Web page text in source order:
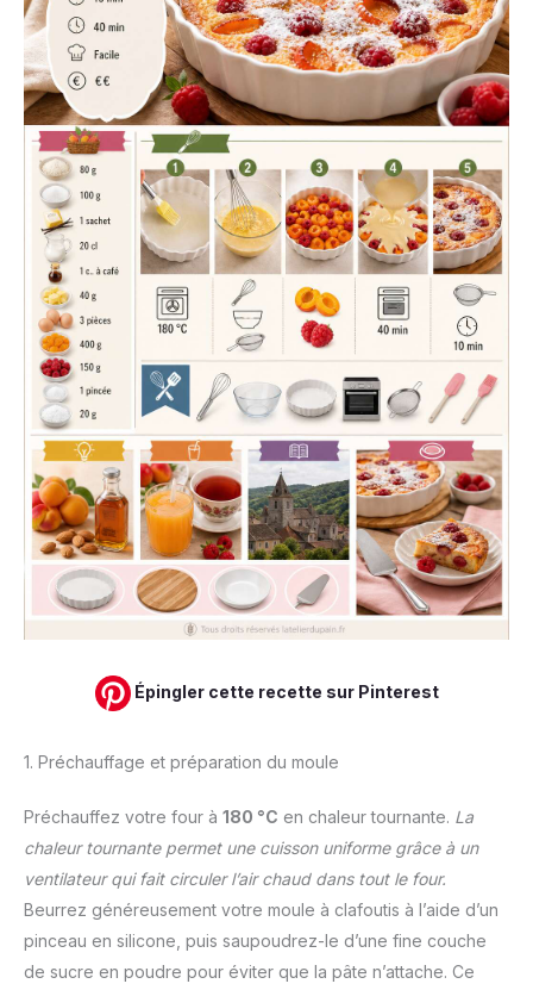
Épingler cette recette sur Pinterest
1. Préchauffage et préparation du moule
Préchauffez votre four à 180 °C en chaleur tournante. La
chaleur tournante permet une cuisson uniforme grâce à un
ventilateur qui fait circuler l’air chaud dans tout le four.
Beurrez généreusement votre moule à clafoutis à l’aide d’un
pinceau en silicone, puis saupoudrez-le d’une fine couche
de sucre en poudre pour éviter que la pâte n’attache. Ce